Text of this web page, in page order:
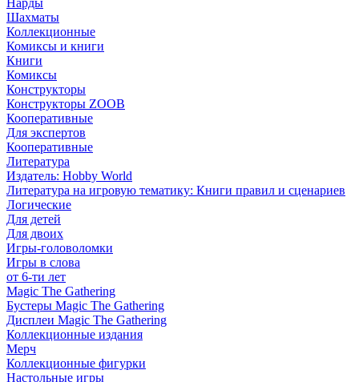
Нарды
Шахматы
Коллекционные
Комиксы и книги
Книги
Комиксы
Конструкторы
Конструкторы ZOOB
Кооперативные
Для экспертов
Кооперативные
Литература
Издатель: Hobby World
Литература на игровую тематику: Книги правил и сценариев
Логические
Для детей
Для двоих
Игры-головоломки
Игры в слова
от 6-ти лет
Magic The Gathering
Бустеры Magic The Gathering
Дисплеи Magic The Gathering
Коллекционные издания
Мерч
Коллекционные фигурки
Настольные игры